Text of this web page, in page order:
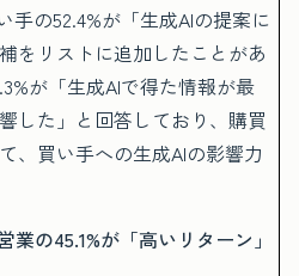
手の52.4%が「生成AIの提案に
をリストに追加したことがあ
が「生成AIで得た情報が最
した」と回答しており、購買
、買い手への生成AIの影響力
業の45.1%が「高いリターン」